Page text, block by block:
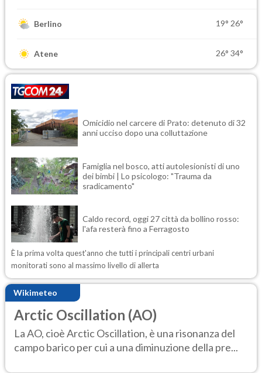
Berlino 19° 26°
Atene 26° 34°
Omicidio nel carcere di Prato: detenuto di 32
anni ucciso dopo una colluttazione
Famiglia nel bosco, atti autolesionisti di uno
dei bimbi | Lo psicologo: "Trauma da
sradicamento"
Caldo record, oggi 27 città da bollino rosso:
l'afa resterà fino a Ferragosto
È la prima volta quest'anno che tutti i principali centri urbani
monitorati sono al massimo livello di allerta
Wikimeteo
Arctic Oscillation (AO)
La AO, cioè Arctic Oscillation, è una risonanza del
campo barico per cui a una diminuzione della pre...